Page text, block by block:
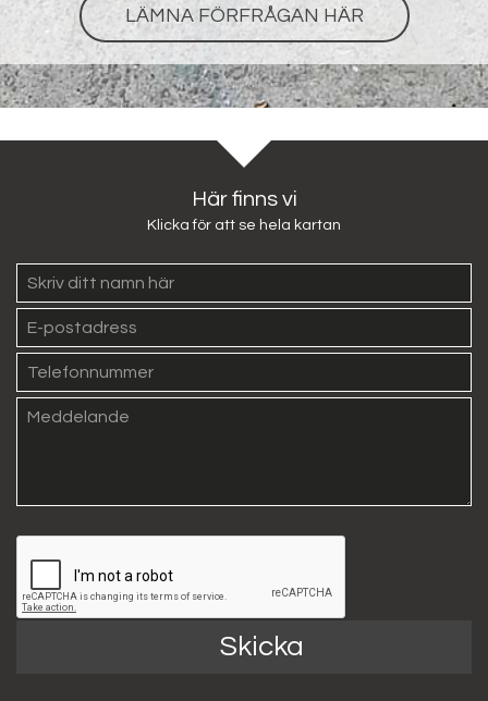
LÄMNA FÖRFRÅGAN HÄR
Här finns vi
Klicka för att se hela kartan
Skicka